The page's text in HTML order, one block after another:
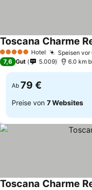
5 Sterne Hotel Speisen vor
Toscana Charme
7,6 Gut 5.009 6.0 km
Ab 79 €
Preise von 7 Websites
Toscana Charme